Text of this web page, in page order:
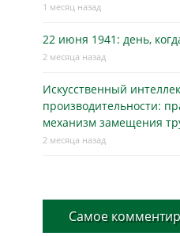
1 месяц назад
22 июня 1941: день,
2 месяца назад
Искусственный
производительности:
механизм замещения
2 месяца назад
Самое